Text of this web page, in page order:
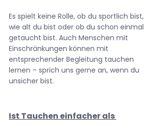
Es spielt keine Rolle, ob du sportlich bist,
wie alt du bist oder ob du schon einmal
getaucht bist. Auch Menschen mit
Einschränkungen können mit
entsprechender Begleitung tauchen
lernen – sprich uns gerne an, wenn du
unsicher bist.
Ist Tauchen einfacher als